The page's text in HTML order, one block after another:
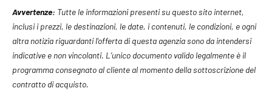
Avvertenze: Tutte le informazioni presenti su questo sito internet,
inclusi i prezzi, le destinazioni, le date, i contenuti, le condizioni, e ogni
altra notizia riguardanti l’offerta di questa agenzia sono da intendersi
indicative e non vincolanti. L’unico documento valido legalmente è il
programma consegnato al cliente al momento della sottoscrizione del
contratto di acquisto.